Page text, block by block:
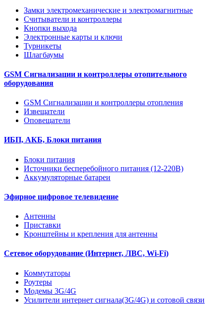
Замки электромеханические и электромагнитные
Считыватели и контроллеры
Кнопки выхода
Электронные карты и ключи
Турникеты
Шлагбаумы
GSM Сигнализации и контроллеры отопительного
оборудования
GSM Сигнализации и контроллеры отопления
Извещатели
Оповещатели
ИБП, АКБ, Блоки питания
Блоки питания
Источники бесперебойного питания (12-220В)
Аккумуляторные батареи
Эфирное цифровое телевидение
Антенны
Приставки
Кронштейны и крепления для антенны
Сетевое оборудование (Интернет, ЛВС, Wi-Fi)
Коммутаторы
Роутеры
Модемы 3G/4G
Усилители интернет сигнала(3G/4G) и сотовой связи